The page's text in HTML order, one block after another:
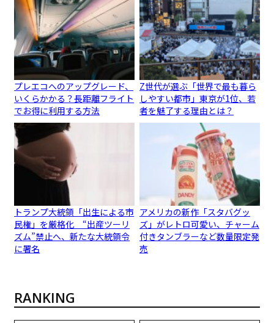
プレエコへのアップグレード、
いくらかかる？長距離フライト
でお得に利用する方法
Z世代が選ぶ「世界で最も暮ら
しやすい都市」東京が1位、若
者を魅了する理由とは？
トランプ大統領「出生による市
民権」を厳格化 “出産ツーリ
ズム”禁止へ、新たな大統領令
に署名
アメリカの新作「スタバグッ
ズ」がレトロ可愛い、チャーム
付きタンブラーなど数量限定発
売
RANKING